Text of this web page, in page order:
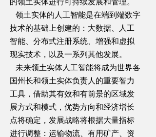
领土实体的人工智能是在端到端数字
技术的基础上创建的：大数据、人工
智能、分布式注册系统、增强和虚拟
现实技术，以及一系列其他发展。
未来领土实体人工智能将成为世界各
国州长和领土实体负责人的重要智力
工具，借助其有效和有前景的区域发
展方式和模式，优势方向和经济增长
点将确定，发展战略将根据大量指标
进行调整：运输物流、有用矿产、资